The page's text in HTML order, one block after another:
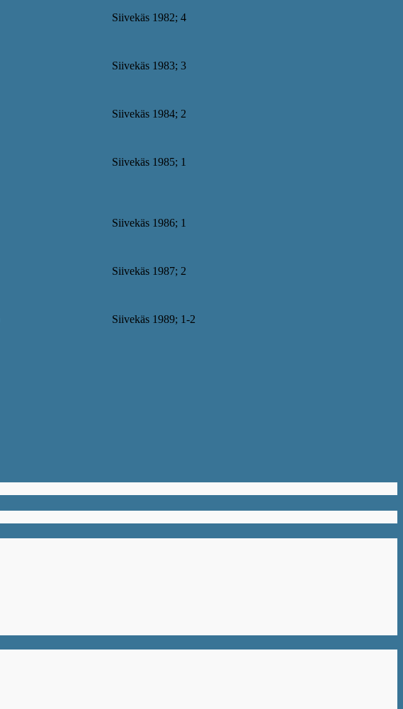
Siivekäs 1982; 4
Siivekäs 1983; 3
Siivekäs 1984; 2
Siivekäs 1985; 1
Siivekäs 1986; 1
Siivekäs 1987; 2
Siivekäs 1989; 1-2